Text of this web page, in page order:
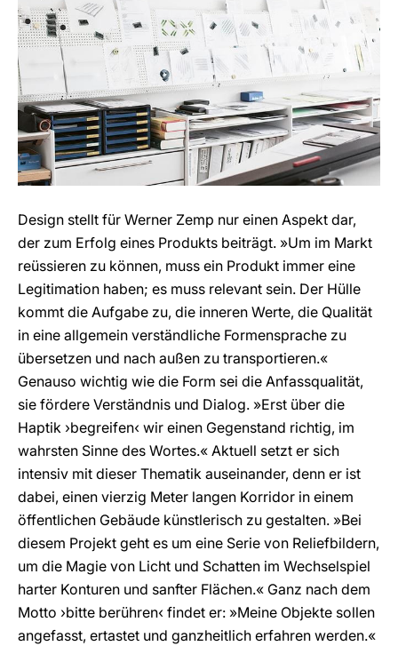
Design stellt für Werner Zemp nur einen Aspekt dar,
der zum Erfolg eines Produkts beiträgt. »Um im Markt
reüssieren zu können, muss ein Produkt immer eine
Legitimation haben; es muss relevant sein. Der Hülle
kommt die Aufgabe zu, die inneren Werte, die Qualität
in eine allgemein verständliche Formensprache zu
übersetzen und nach außen zu transportieren.«
Genauso wichtig wie die Form sei die Anfassqualität,
sie fördere Verständnis und Dialog. »Erst über die
Haptik ›begreifen‹ wir einen Gegenstand richtig, im
wahrsten Sinne des Wortes.« Aktuell setzt er sich
intensiv mit dieser Thematik auseinander, denn er ist
dabei, einen vierzig Meter langen Korridor in einem
öffentlichen Gebäude künstlerisch zu gestalten. »Bei
diesem Projekt geht es um eine Serie von Reliefbildern,
um die Magie von Licht und Schatten im Wechselspiel
harter Konturen und sanfter Flächen.« Ganz nach dem
Motto ›bitte berühren‹ findet er: »Meine Objekte sollen
angefasst, ertastet und ganzheitlich erfahren werden.«